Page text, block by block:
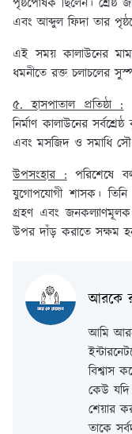
পৃষ্ঠপোষক ছিলেন। শ্রেষ্ঠ
এবং আব্দুল ফিদা তার
এই সময় কালাউনের
ধমনীতে রক্ত চলাচলের
৫. হাসপাতাল প্রতিষ্ঠা :
নির্মাণ কালাউনের
এবং মসজিদ ও সমাধি
উপসংহার :পরিশেষে
যুগোপযোগী শাসক। তিনি
গ্রহণ এবং জনকল্যাণমূলক
উপর দাঁড় করাতে সক্ষম
আরকে
আমি
বিশ্বাস
কেউ যদি
শেয়ার
তাকে